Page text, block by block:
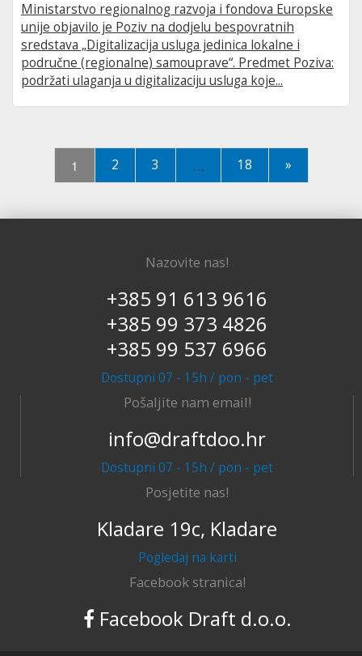
Ministarstvo regionalnog razvoja i fondova Europske
unije objavilo je Poziv na dodjelu bespovratnih
sredstava „Digitalizacija usluga jedinica lokalne i
područne (regionalne) samouprave“. Predmet Poziva:
podržati ulaganja u digitalizaciju usluga koje...
1 2 3 … 18 »
Nazovite nas!
+385 91 613 9616
+385 99 373 4826
+385 99 537 6966
Dostupni 07 - 15h / pon - pet
Pošaljite nam email!
info@draftdoo.hr
Dostupni 07 - 15h / pon - pet
Posjetite nas!
Kladare 19c, Kladare
Pogledaj na karti
Facebook stranica!
Facebook Draft d.o.o.